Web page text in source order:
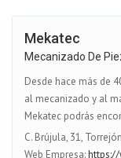
Mekatec
Mecanizado De
Desde hace más de
al mecanizado y al
Mekatec podrás
C. Brújula, 31,
Web Empresa: